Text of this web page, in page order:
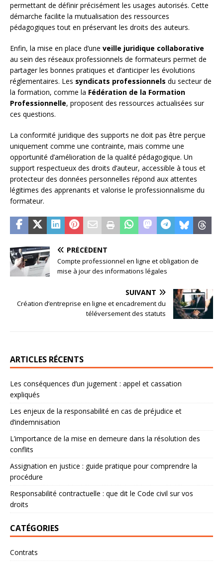
permettant de définir précisément les usages autorisés. Cette
démarche facilite la mutualisation des ressources
pédagogiques tout en préservant les droits des auteurs.
Enfin, la mise en place d’une veille juridique collaborative
au sein des réseaux professionnels de formateurs permet de
partager les bonnes pratiques et d’anticiper les évolutions
réglementaires. Les syndicats professionnels du secteur de
la formation, comme la Fédération de la Formation
Professionnelle, proposent des ressources actualisées sur
ces questions.
La conformité juridique des supports ne doit pas être perçue
uniquement comme une contrainte, mais comme une
opportunité d’amélioration de la qualité pédagogique. Un
support respectueux des droits d’auteur, accessible à tous et
protecteur des données personnelles répond aux attentes
légitimes des apprenants et valorise le professionnalisme du
formateur.
PRÉCÉDENT
Compte professionnel en ligne et obligation de
mise à jour des informations légales
SUIVANT
Création d’entreprise en ligne et encadrement du
téléversement des statuts
ARTICLES RÉCENTS
Les conséquences d’un jugement : appel et cassation
expliqués
Les enjeux de la responsabilité en cas de préjudice et
d’indemnisation
L’importance de la mise en demeure dans la résolution des
conflits
Assignation en justice : guide pratique pour comprendre la
procédure
Responsabilité contractuelle : que dit le Code civil sur vos
droits
CATÉGORIES
Contrats